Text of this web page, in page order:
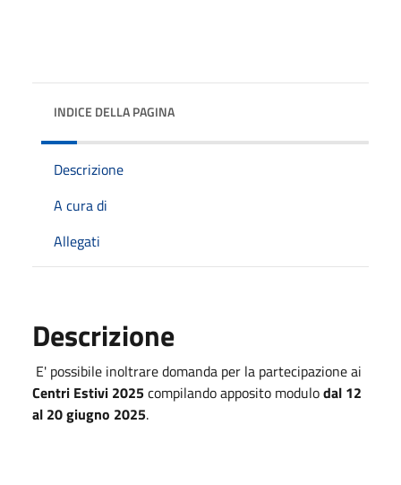
INDICE DELLA PAGINA
Descrizione
A cura di
Allegati
Descrizione
E' possibile inoltrare domanda per la partecipazione ai
Centri Estivi 2025compilando apposito modulodal 12
al 20 giugno 2025.